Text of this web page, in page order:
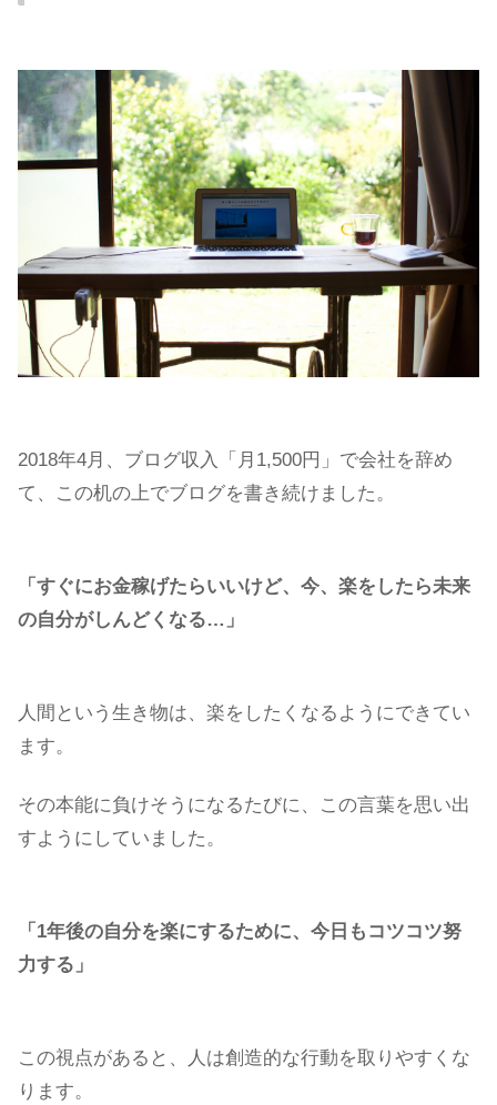
2018年4月、ブログ収入「月1,500円」で会社を辞め
て、この机の上でブログを書き続けました。
「すぐにお金稼げたらいいけど、今、楽をしたら未来
の自分がしんどくなる…」
人間という生き物は、楽をしたくなるようにできてい
ます。
その本能に負けそうになるたびに、この言葉を思い出
すようにしていました。
「1年後の自分を楽にするために、今日もコツコツ努
力する」
この視点があると、人は創造的な行動を取りやすくな
ります。